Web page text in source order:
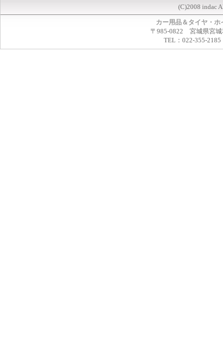
(C)2008 indac
カー用品＆タイヤ・
〒985-0822 宮城県宮城
TEL：022-355-